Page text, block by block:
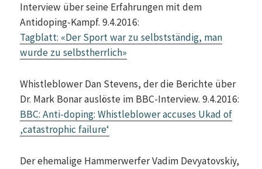
Interview über seine Erfahrungen mit dem
Antidoping-Kampf. 9.4.2016:
Tagblatt: «Der Sport war zu selbstständig, man
wurde zu selbstherrlich»
Whistleblower Dan Stevens, der die Berichte über
Dr. Mark Bonar auslöste im BBC-Interview. 9.4.2016:
BBC: Anti-doping: Whistleblower accuses Ukad of
‚catastrophic failure‘
Der ehemalige Hammerwerfer Vadim Devyatovskiy,